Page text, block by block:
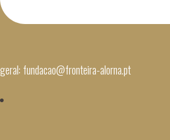
geral: fundacao@fronteira-alorna.pt